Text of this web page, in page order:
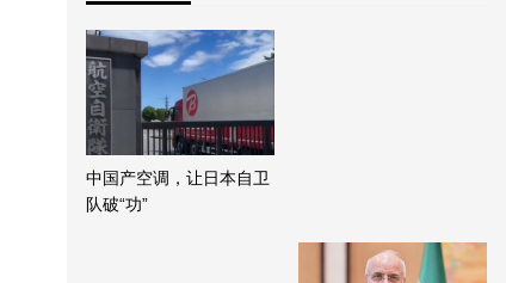
中国产空调，让日本自卫
队破“功”